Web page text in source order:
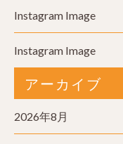
Instagram Image
Instagram Image
アーカイブ
2026年8月